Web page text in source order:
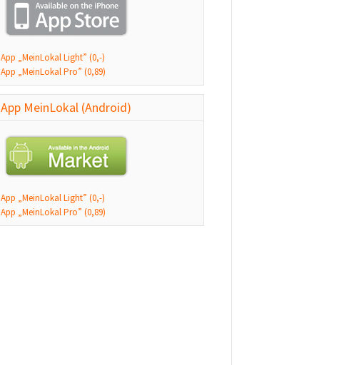
App „MeinLokal Light” (0,-)
App „MeinLokal Pro” (0,89)
App MeinLokal (Android)
App „MeinLokal Light” (0,-)
App „MeinLokal Pro” (0,89)